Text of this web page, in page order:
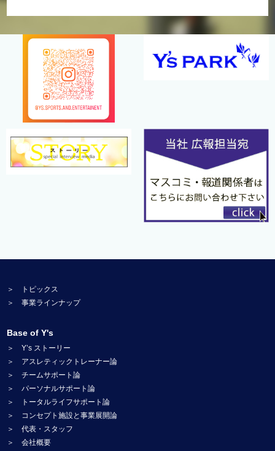
＞ トピックス
＞ 事業ラインナップ
Base of Y's
＞ Y’s ストーリー
＞ アスレティックトレーナー論
＞ チームサポート論
＞ パーソナルサポート論
＞ トータルライフサポート論
＞ コンセプト施設と事業展開論
＞ 代表・スタッフ
＞ 会社概要